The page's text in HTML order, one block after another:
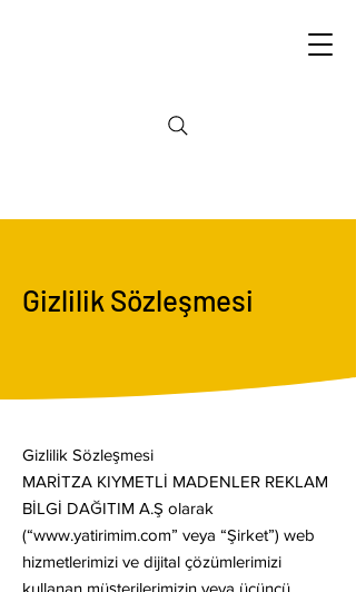
Gizlilik Sözleşmesi
Gizlilik Sözleşmesi
MARİTZA KIYMETLİ MADENLER REKLAM
BİLGİ DAĞITIM A.Ş olarak
(“www.yatirimim.com” veya “Şirket”) web
hizmetlerimizi ve dijital çözümlerimizi
kullanan müşterilerimizin veya üçüncü